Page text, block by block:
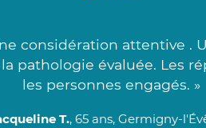
considération attentive
pathologie évaluée. Les
les personnes engagés. »
T., 65 ans, Germigny-